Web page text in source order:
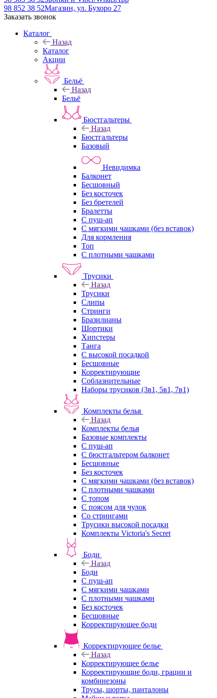
98 852 38 52Магазин, ул. Бухоро 27
Заказать звонок
Каталог
Назад
Каталог
Акции
Бельё
Назад
Бельё
Бюстгальтеры
Назад
Бюстгальтеры
Базовый
Невидимка
Балконет
Бесшовный
Без косточек
Без бретелей
Бралетты
С пуш-ап
С мягкими чашками (без вставок)
Для кормления
Топ
С плотными чашками
Трусики
Назад
Трусики
Слипы
Стринги
Бразилианы
Шортики
Хипстеры
Танга
С высокой посадкой
Бесшовные
Корректирующие
Соблазнительные
Наборы трусиков (3в1, 5в1, 7в1)
Комплекты белья
Назад
Комплекты белья
Базовые комплекты
С пуш-ап
С бюстгальтером балконет
Бесшовные
Без косточек
С мягкими чашками (без вставок)
С плотными чашками
С топом
С поясом для чулок
Со стрингами
Трусики высокой посадки
Комплекты Victoria's Secret
Боди
Назад
Боди
С пуш-ап
С мягкими чашками
С плотными чашками
Без косточек
Бесшовные
Корректирующее боди
Корректирующее белье
Назад
Корректирующее белье
Корректирующие боди, грации и
комбинезоны
Трусы, шорты, панталоны